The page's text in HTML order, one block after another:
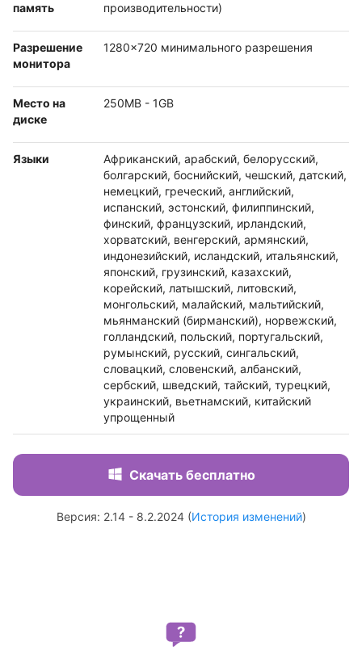
память
производительности)
Разрешение
монитора
1280x720 минимального разрешения
Место на
диске
250MB - 1GB
Языки
Африканский, арабский, белорусский,
болгарский, боснийский, чешский, датский,
немецкий, греческий, английский,
испанский, эстонский, филиппинский,
финский, французский, ирландский,
хорватский, венгерский, армянский,
индонезийский, исландский, итальянский,
японский, грузинский, казахский,
корейский, латышский, литовский,
монгольский, малайский, мальтийский,
мьянманский (бирманский), норвежский,
голландский, польский, португальский,
румынский, русский, сингальский,
словацкий, словенский, албанский,
сербский, шведский, тайский, турецкий,
украинский, вьетнамский, китайский
упрощенный
Скачать бесплатно
Версия: 2.14 - 8.2.2024 (История изменений)